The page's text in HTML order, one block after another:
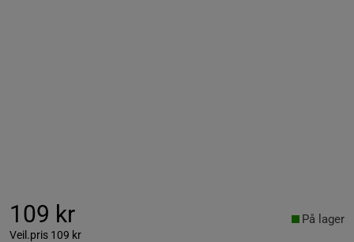
109 kr
Veil.pris 109 kr
På lager